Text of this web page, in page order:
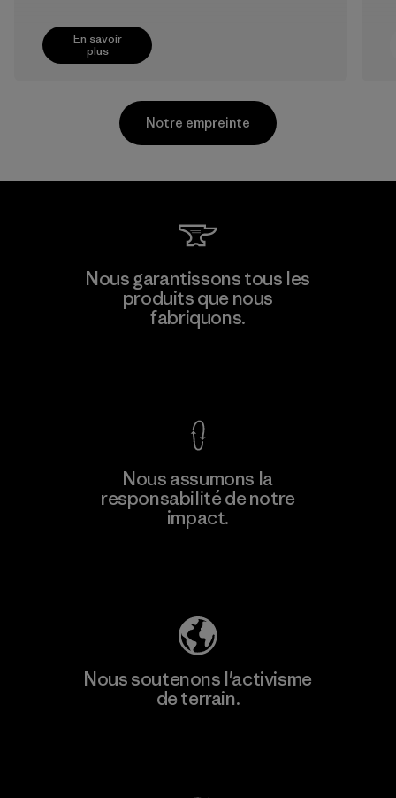
En savoir
plus
plus
Greentech Headgear Company
Limited - Chau Duc
Notre empreinte
Nous garantissons tous les
produits que nous
fabriquons.
Nous assumons la
responsabilité de notre
impact.
Nous soutenons l'activisme
de terrain.